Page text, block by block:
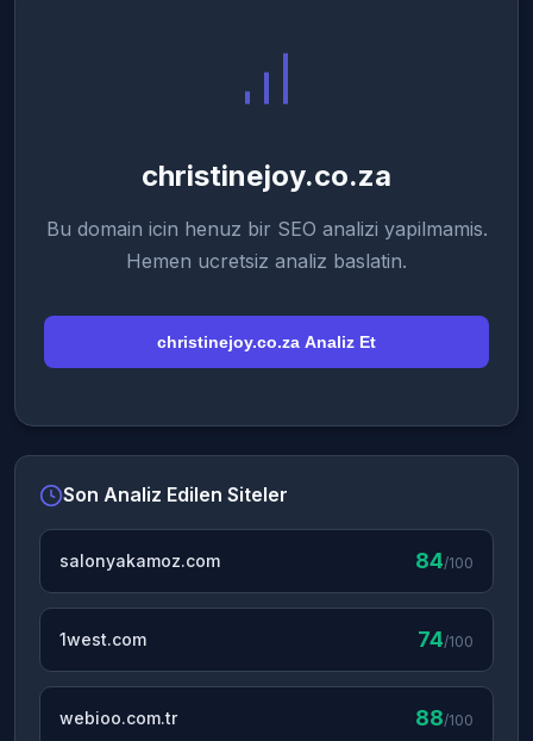
christinejoy.co.za
Bu domain icin henuz bir SEO analizi yapilmamis.
Hemen ucretsiz analiz baslatin.
christinejoy.co.za Analiz Et
Son Analiz Edilen Siteler
salonyakamoz.com 84/100
1west.com 74/100
webioo.com.tr 88/100